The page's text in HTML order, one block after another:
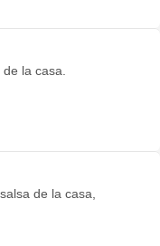
la casa.
de la casa,